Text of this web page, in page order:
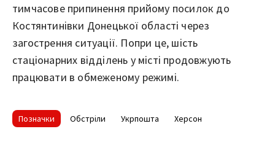
тимчасове припинення прийому посилок до
Костянтинівки Донецької області через
загострення ситуації. Попри це, шість
стаціонарних відділень у місті продовжують
працювати в обмеженому режимі.
Позначки Обстріли Укрпошта Херсон